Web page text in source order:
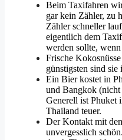
Beim Taxifahren
gar kein Zähler, zu
Zähler schneller
eigentlich dem
werden sollte,
Frische
günstigsten sind
Ein Bier kostet in
und Bangkok
Generell ist Phuket
Thailand teuer.
Der Kontakt mit
unvergesslich schön.